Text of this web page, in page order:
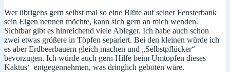
Wer übrigens gern selbst mal so eine Blüte auf seiner Fensterbank
sein Eigen nennen möchte, kann sich gern an mich wenden.
Sichtbar gibt es hinreichend viele Ableger. Ich habe auch schon
zwei etwas größere in Töpfen separiert. Bei den kleinen würde ich
es aber Erdbeerbauern gleich machen und „Selbstpflücker“
bevorzugen. Ich würde auch gern Hilfe beim Umtopfen dieses
Kaktus‘ entgegennehmen, was dringlich geboten wäre.